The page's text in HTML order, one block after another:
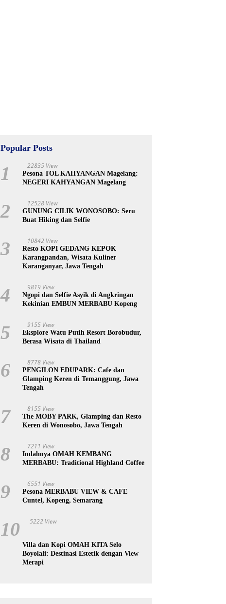
Popular Posts
1 22835 View
Pesona TOL KAHYANGAN Magelang:
NEGERI KAHYANGAN Magelang
2 12528 View
GUNUNG CILIK WONOSOBO: Seru
Buat Hiking dan Selfie
3 10842 View
Resto KOPI GEDANG KEPOK
Karangpandan, Wisata Kuliner
Karanganyar, Jawa Tengah
4 9819 View
Ngopi dan Selfie Asyik di Angkringan
Kekinian EMBUN MERBABU Kopeng
5 9155 View
Eksplore Watu Putih Resort Borobudur,
Berasa Wisata di Thailand
6 8778 View
PENGILON EDUPARK: Cafe dan
Glamping Keren di Temanggung, Jawa
Tengah
7 8155 View
The MOBY PARK, Glamping dan Resto
Keren di Wonosobo, Jawa Tengah
8 7211 View
Indahnya OMAH KEMBANG
MERBABU: Traditional Highland Coffee
9 6551 View
Pesona MERBABU VIEW & CAFE
Cuntel, Kopeng, Semarang
10 5222 View
Villa dan Kopi OMAH KITA Selo
Boyolali: Destinasi Estetik dengan View
Merapi